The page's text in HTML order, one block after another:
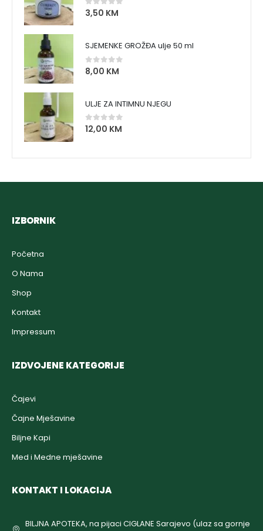
0 out of 5
3,50 KM
SJEMENKE GROŽĐA ulje 50 ml
0 out of 5
8,00 KM
ULJE ZA INTIMNU NJEGU
0out of 5
12,00 KM
IZBORNIK
Početna
O Nama
Shop
Kontakt
Impressum
IZDVOJENE KATEGORIJE
Čajevi
Čajne Mješavine
Biljne Kapi
Med i Medne mješavine
KONTAKT I LOKACIJA
BILJNA APOTEKA, na pijaci CIGLANE Sarajevo (ulaz sa gornje